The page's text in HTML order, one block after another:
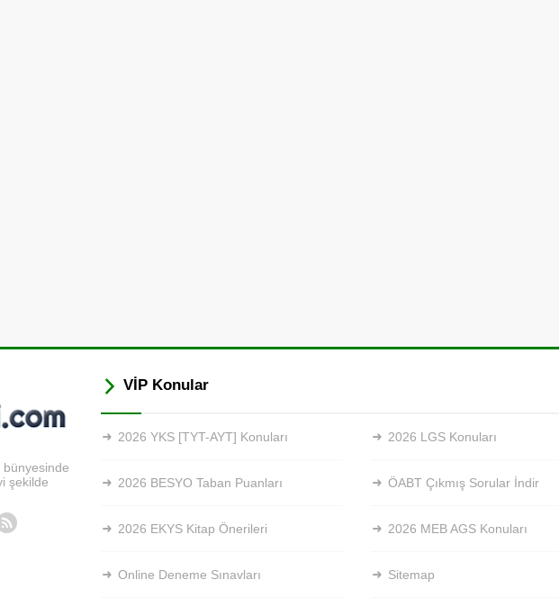
şekilde
VİP Konular
2026 YKS [TYT-AYT] Konuları 2026 LGS Konuları
2026 BESYO Taban Puanları ÖABT Çıkmış Sorular İndir
2026 EKYS Kitap Önerileri 2026 MEB AGS Konuları
Online Deneme Sınavları Sitemap